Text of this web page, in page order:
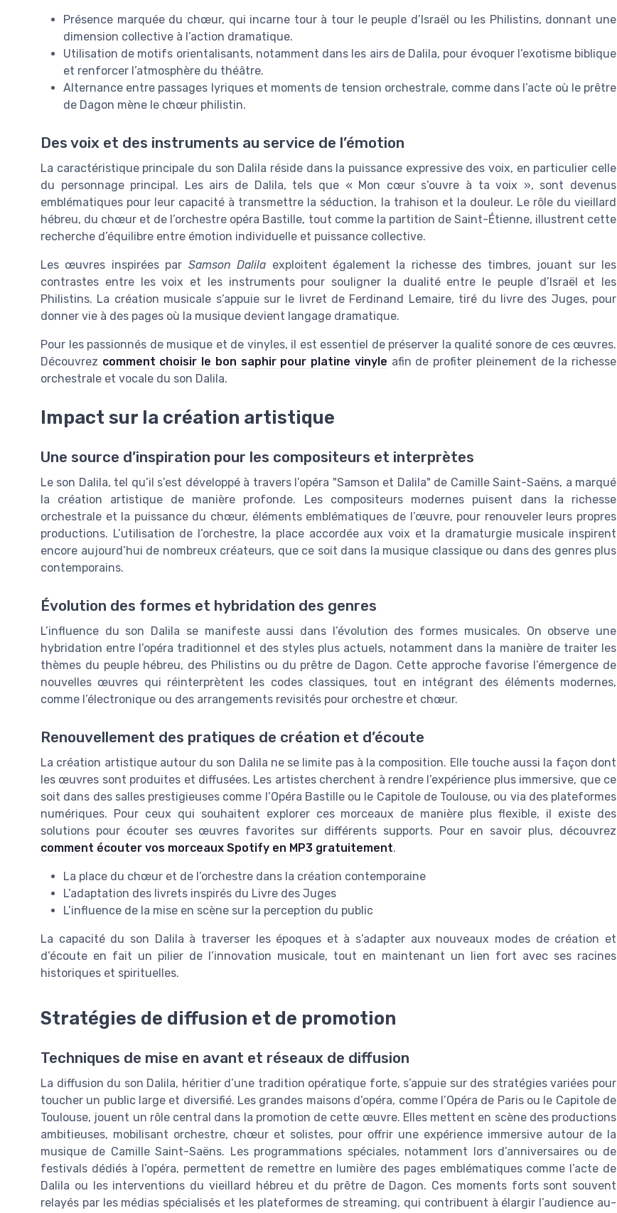
Présence marquée du chœur, qui incarne tour à tour le peuple d’Israël ou les Philistins, donnant une
dimension collective à l’action dramatique.
Utilisation de motifs orientalisants, notamment dans les airs de Dalila, pour évoquer l’exotisme biblique
et renforcer l’atmosphère du théâtre.
Alternance entre passages lyriques et moments de tension orchestrale, comme dans l’acte où le prêtre
de Dagon mène le chœur philistin.
Des voix et des instruments au service de l’émotion
La caractéristique principale du son Dalila réside dans la puissance expressive des voix, en particulier celle
du personnage principal. Les airs de Dalila, tels que « Mon cœur s’ouvre à ta voix », sont devenus
emblématiques pour leur capacité à transmettre la séduction, la trahison et la douleur. Le rôle du vieillard
hébreu, du chœur et de l’orchestre opéra Bastille, tout comme la partition de Saint-Étienne, illustrent cette
recherche d’équilibre entre émotion individuelle et puissance collective.
Les œuvres inspirées par Samson Dalila exploitent également la richesse des timbres, jouant sur les
contrastes entre les voix et les instruments pour souligner la dualité entre le peuple d’Israël et les
Philistins. La création musicale s’appuie sur le livret de Ferdinand Lemaire, tiré du livre des Juges, pour
donner vie à des pages où la musique devient langage dramatique.
Pour les passionnés de musique et de vinyles, il est essentiel de préserver la qualité sonore de ces œuvres.
Découvrez comment choisir le bon saphir pour platine vinyle afin de profiter pleinement de la richesse
orchestrale et vocale du son Dalila.
Impact sur la création artistique
Une source d’inspiration pour les compositeurs et interprètes
Le son Dalila, tel qu’il s’est développé à travers l’opéra "Samson et Dalila" de Camille Saint-Saëns, a marqué
la création artistique de manière profonde. Les compositeurs modernes puisent dans la richesse
orchestrale et la puissance du chœur, éléments emblématiques de l’œuvre, pour renouveler leurs propres
productions. L’utilisation de l’orchestre, la place accordée aux voix et la dramaturgie musicale inspirent
encore aujourd’hui de nombreux créateurs, que ce soit dans la musique classique ou dans des genres plus
contemporains.
Évolution des formes et hybridation des genres
L’influence du son Dalila se manifeste aussi dans l’évolution des formes musicales. On observe une
hybridation entre l’opéra traditionnel et des styles plus actuels, notamment dans la manière de traiter les
thèmes du peuple hébreu, des Philistins ou du prêtre de Dagon. Cette approche favorise l’émergence de
nouvelles œuvres qui réinterprètent les codes classiques, tout en intégrant des éléments modernes,
comme l’électronique ou des arrangements revisités pour orchestre et chœur.
Renouvellement des pratiques de création et d’écoute
La création artistique autour du son Dalila ne se limite pas à la composition. Elle touche aussi la façon dont
les œuvres sont produites et diffusées. Les artistes cherchent à rendre l’expérience plus immersive, que ce
soit dans des salles prestigieuses comme l’Opéra Bastille ou le Capitole de Toulouse, ou via des plateformes
numériques. Pour ceux qui souhaitent explorer ces morceaux de manière plus flexible, il existe des
solutions pour écouter ses œuvres favorites sur différents supports. Pour en savoir plus, découvrez
comment écouter vos morceaux Spotify en MP3 gratuitement.
La place du chœur et de l’orchestre dans la création contemporaine
L’adaptation des livrets inspirés du Livre des Juges
L’influence de la mise en scène sur la perception du public
La capacité du son Dalila à traverser les époques et à s’adapter aux nouveaux modes de création et
d’écoute en fait un pilier de l’innovation musicale, tout en maintenant un lien fort avec ses racines
historiques et spirituelles.
Stratégies de diffusion et de promotion
Techniques de mise en avant et réseaux de diffusion
La diffusion du son Dalila, héritier d’une tradition opératique forte, s’appuie sur des stratégies variées pour
toucher un public large et diversifié. Les grandes maisons d’opéra, comme l’Opéra de Paris ou le Capitole de
Toulouse, jouent un rôle central dans la promotion de cette œuvre. Elles mettent en scène des productions
ambitieuses, mobilisant orchestre, chœur et solistes, pour offrir une expérience immersive autour de la
musique de Camille Saint-Saëns. Les programmations spéciales, notamment lors d’anniversaires ou de
festivals dédiés à l’opéra, permettent de remettre en lumière des pages emblématiques comme l’acte de
Dalila ou les interventions du vieillard hébreu et du prêtre de Dagon. Ces moments forts sont souvent
relayés par les médias spécialisés et les plateformes de streaming, qui contribuent à élargir l’audience au-